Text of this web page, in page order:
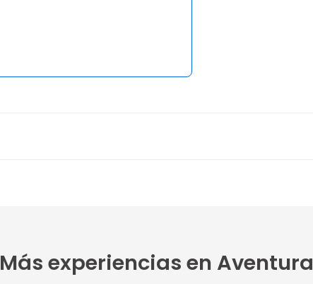
Más experiencias en Aventura